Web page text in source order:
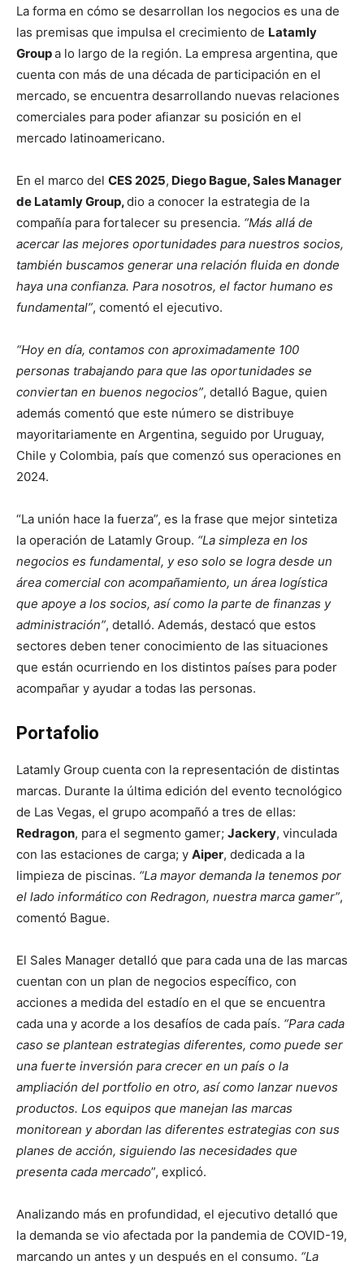
La forma en cómo se desarrollan los negocios es una de
las premisas que impulsa el crecimiento de Latamly
Groupa lo largo de la región. La empresa argentina, que
cuenta con más de una década de participación en el
mercado, se encuentra desarrollando nuevas relaciones
comerciales para poder afianzar su posición en el
mercado latinoamericano.
En el marco del CES 2025, Diego Bague, Sales Manager
de Latamly Group,dio a conocer la estrategia de la
compañía para fortalecer su presencia. “Más allá de
acercar las mejores oportunidades para nuestros socios,
también buscamos generar una relación fluida en donde
haya una confianza. Para nosotros, el factor humano es
fundamental”, comentó el ejecutivo.
“Hoy en día, contamos con aproximadamente 100
personas trabajando para que las oportunidades se
conviertan en buenos negocios”, detalló Bague, quien
además comentó que este número se distribuye
mayoritariamente en Argentina, seguido por Uruguay,
Chile y Colombia, país que comenzó sus operaciones en
2024.
“La unión hace la fuerza”, es la frase que mejor sintetiza
la operación de Latamly Group. “La simpleza en los
negocios es fundamental, y eso solo se logra desde un
área comercial con acompañamiento, un área logística
que apoye a los socios, así como la parte de finanzas y
administración”, detalló. Además, destacó que estos
sectores deben tener conocimiento de las situaciones
que están ocurriendo en los distintos países para poder
acompañar y ayudar a todas las personas.
Portafolio
Latamly Group cuenta con la representación de distintas
marcas. Durante la última edición del evento tecnológico
de Las Vegas, el grupo acompañó a tres de ellas:
Redragon, para el segmento gamer; Jackery, vinculada
con las estaciones de carga; y Aiper, dedicada a la
limpieza de piscinas. “La mayor demanda la tenemos por
el lado informático con Redragon, nuestra marca gamer”,
comentó Bague.
El Sales Manager detalló que para cada una de las marcas
cuentan con un plan de negocios específico, con
acciones a medida del estadío en el que se encuentra
cada una y acorde a los desafíos de cada país. “Para cada
caso se plantean estrategias diferentes, como puede ser
una fuerte inversión para crecer en un país o la
ampliación del portfolio en otro, así como lanzar nuevos
productos. Los equipos que manejan las marcas
monitorean y abordan las diferentes estrategias con sus
planes de acción, siguiendo las necesidades que
presenta cada mercado”, explicó.
Analizando más en profundidad, el ejecutivo detalló que
la demanda se vio afectada por la pandemia de COVID-19,
marcando un antes y un después en el consumo. “La